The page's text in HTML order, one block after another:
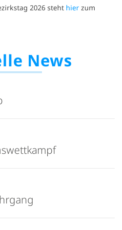
2026 steht hier zum
News